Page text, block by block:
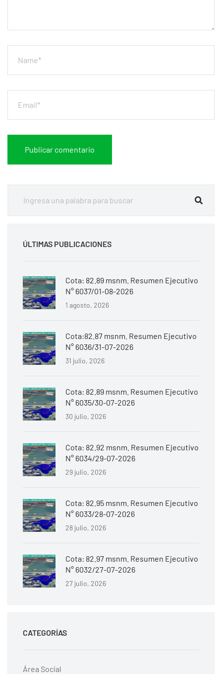
ÚLTIMAS PUBLICACIONES
Cota: 82.89 msnm. Resumen Ejecutivo
N° 6037/01-08-2026
1 agosto, 2026
Cota:82.87 msnm. Resumen Ejecutivo
N° 6036/31-07-2026
31 julio, 2026
Cota: 82.89 msnm. Resumen Ejecutivo
N° 6035/30-07-2026
30 julio, 2026
Cota: 82.92 msnm. Resumen Ejecutivo
N° 6034/29-07-2026
29 julio, 2026
Cota: 82.95 msnm. Resumen Ejecutivo
N° 6033/28-07-2026
28 julio, 2026
Cota: 82.97 msnm. Resumen Ejecutivo
N° 6032/27-07-2026
27 julio, 2026
CATEGORÍAS
Área Social